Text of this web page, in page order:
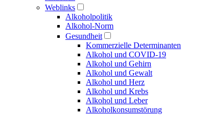
Weblinks
Alkoholpolitik
Alkohol-Norm
Gesundheit
Kommerzielle Determinanten
Alkohol und COVID-19
Alkohol und Gehirn
Alkohol und Gewalt
Alkohol und Herz
Alkohol und Krebs
Alkohol und Leber
Alkoholkonsumstörung